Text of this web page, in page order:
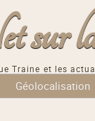
la
Traine et les
Géolocalisation